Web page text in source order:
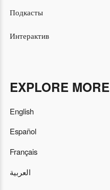
Подкасты
Интерактив
EXPLORE MORE
English
Español
Français
العربية